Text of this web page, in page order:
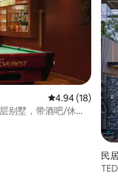
12 条评价
平均评分 4.94
4.94 (18)
别墅，带酒吧/休息
民